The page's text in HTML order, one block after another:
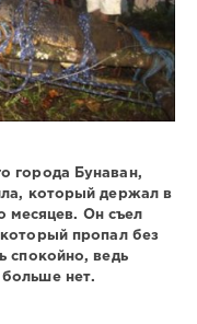
города Бунаван,
который держал в
месяцев. Он съел
пропал без
спокойно, ведь
нет.